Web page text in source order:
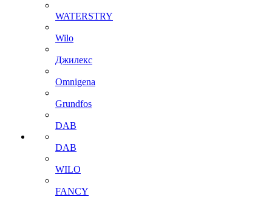
WATERSTRY
Wilo
Джилекс
Omnigena
Grundfos
DAB
DAB
WILO
FANCY